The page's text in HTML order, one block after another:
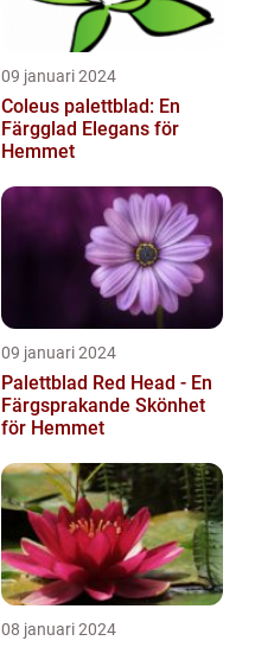
09 januari 2024
Coleus palettblad: En
Färgglad Elegans för
Hemmet
09 januari 2024
Palettblad Red Head - En
Färgsprakande Skönhet
för Hemmet
08 januari 2024